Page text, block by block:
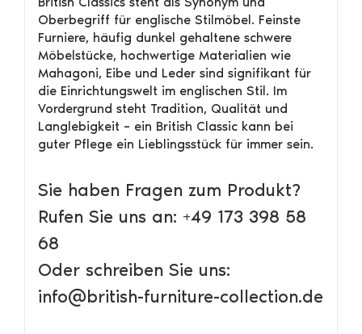
Oberbegriff für englische Stilmöbel. Feinste
Furniere, häufig dunkel gehaltene schwere
Möbelstücke, hochwertige Materialien wie
Mahagoni, Eibe und Leder sind signifikant für
die Einrichtungswelt im englischen Stil. Im
Vordergrund steht Tradition, Qualität und
Langlebigkeit – ein British Classic kann bei
guter Pflege ein Lieblingsstück für immer sein.
Sie haben Fragen zum Produkt?
Rufen Sie uns an: +49 173 398 58
68
Oder schreiben Sie uns:
info@british-furniture-collection.de